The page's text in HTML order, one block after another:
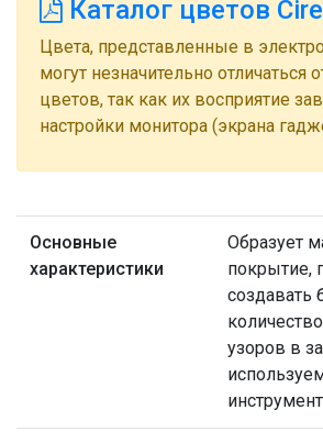
Каталог цветов Cire
Цвета, представленные в
могут незначительно отличаться
цветов, так как их восприятие
настройки монитора (экрана
Основные
характеристики
Образует
покрытие,
создавать
узоров в